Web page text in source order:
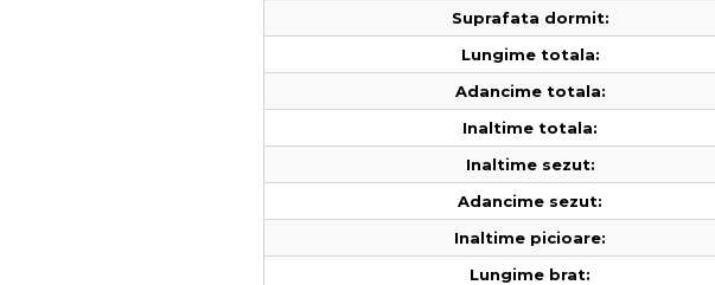
Suprafata dormit:
Lungime totala:
Adancime totala:
Inaltime totala:
Inaltime sezut:
Adancime sezut:
Inaltime picioare:
Lungime brat: